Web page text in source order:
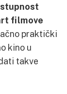
filmove
praktički
kino u
takve